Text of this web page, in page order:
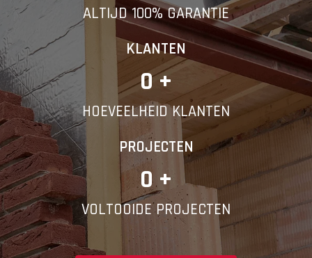
ALTIJD 100% GARANTIE
KLANTEN
0 +
HOEVEELHEID KLANTEN
PROJECTEN
0 +
VOLTOOIDE PROJECTEN